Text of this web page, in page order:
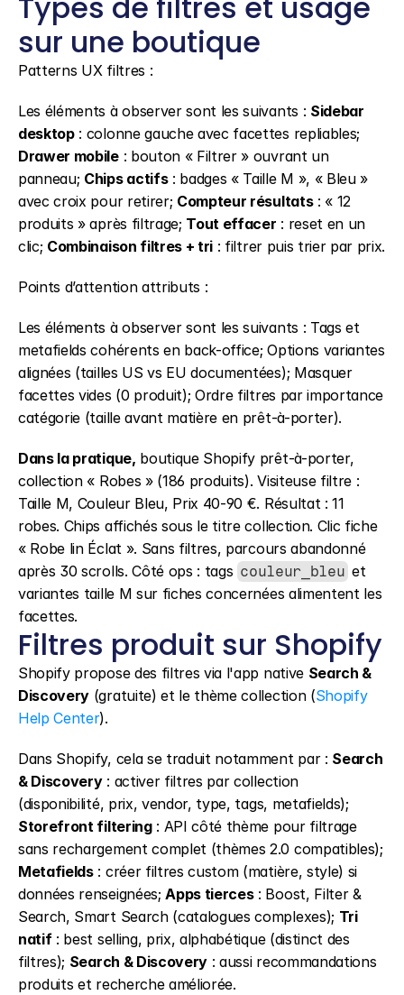
sur une boutique
Patterns UX filtres :
Les éléments à observer sont les suivants : Sidebar
desktop
Drawer mobile : bouton « Filtrer » ouvrant un
panneau; Chips actifs : badges « Taille M », « Bleu »
avec croix pour retirer; Compteur résultats : « 12
produits » après filtrage; Tout effacer : reset en un
clic; Combinaison filtres + tri : filtrer puis trier par prix.
Points d’attention attributs :
Les éléments à observer sont les suivants : Tags et
metafields cohérents en back-office; Options variantes
alignées (tailles US vs EU documentées); Masquer
facettes vides (0 produit); Ordre filtres par importance
catégorie (taille avant matière en prêt-à-porter).
Dans la pratique, boutique Shopify prêt-à-porter,
collection « Robes » (186 produits). Visiteuse filtre :
Taille M, Couleur Bleu, Prix 40-90 €. Résultat : 11
robes. Chips affichés sous le titre collection. Clic fiche
« Robe lin Éclat ». Sans filtres, parcours abandonné
après 30 scrolls. Côté ops : tags couleur_bleu et
variantes taille M sur fiches concernées alimentent les
facettes.
Filtres produit sur Shopify
Shopify propose des filtres via l'app native Search &
Discovery (gratuite) et le thème collection (Shopify
Help Center).
Dans Shopify, cela se traduit notamment par : Search
& Discovery : activer filtres par collection
Storefront filtering : API côté thème pour filtrage
Metafields : créer filtres custom (matière, style) si
données renseignées; Apps tierces : Boost, Filter &
Search, Smart Search (catalogues complexes); Tri
natif : best selling, prix, alphabétique (distinct des
filtres); Search & Discovery : aussi recommandations
produits et recherche améliorée.